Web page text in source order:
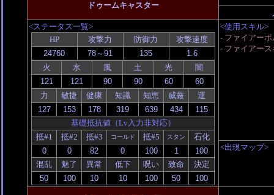
ドゥームキャスター
<ステータス一覧>
HP
攻撃力 防御力 攻撃速度
火 水 風 土 光 闇
力 敏捷 健康 知識 知恵 威厳 運
基礎抵抗値（Lv入力非対応）
抵#1
抵#2 抵#3 コールド 抵#5 スタン 石化
混乱 魅了 異常 低下 呪い 致命 決定
<使用スキル>
- ファイアー
- ファイアース
<出現マップ>